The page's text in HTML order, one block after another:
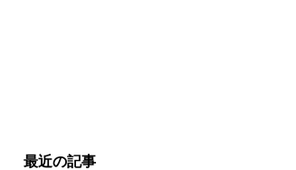
消臭剤ブランド『DEOAIR（ディオエア）』のイ
最近の記事